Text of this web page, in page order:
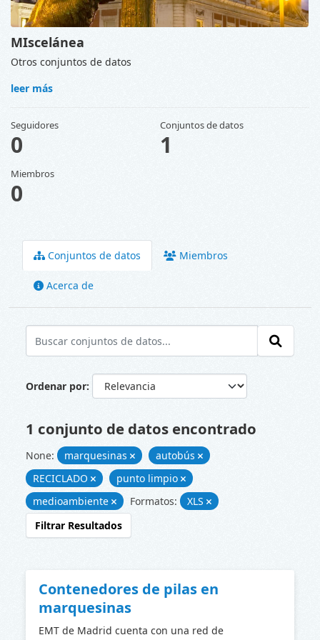
Conjuntos de datos Miembros
Acerca de
Ordenar por
1 conjunto de datos encontrado
None: marquesinas
autobús
RECICLADO
punto limpio
medioambiente
Formatos:
XLS
Filtrar Resultados
Contenedores de pilas en
marquesinas
EMT de Madrid cuenta con una red de
MIscelánea
Otros conjuntos de datos
leer más
Seguidores
0
Conjuntos de datos
1
Miembros
0